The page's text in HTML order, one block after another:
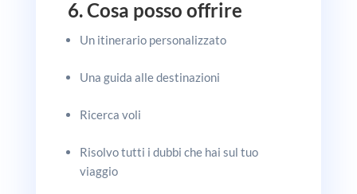
6. Cosa posso offrire
Un itinerario personalizzato
Una guida alle destinazioni
Ricerca voli
Risolvo tutti i dubbi che hai sul tuo
viaggio